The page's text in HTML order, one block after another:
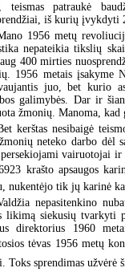
teismas patraukė
iš kurių įvykdyti
1956 metų
nepateikia tikslių
400 mirties
1956 metais įsakyme
juo, bet kurio
galimybės. Dar ir
žmonių. Manoma,
kerštas nesibaigė
neteko darbo dėl
vairuotojai ir
krašto apsaugos
nukentėjo tik jų karinė
nepasitenkino
likimą siekusių tvarkyti
direktorius 1960
tėvas 1956 metų
Toks sprendimas